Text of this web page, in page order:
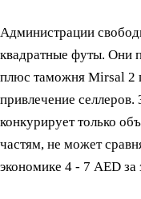
Администрации
квадратные футы. Они
плюс таможня Mirsal 2
привлечение селлеров.
конкурирует только
частям, не может
экономике 4 - 7 AED за